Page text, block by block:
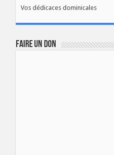
Vos dédicaces dominicales
FAIRE UN DON